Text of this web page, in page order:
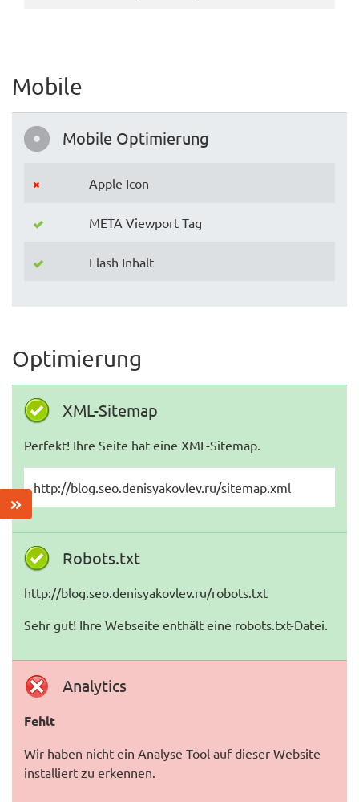
Mobile
Mobile Optimierung
Apple Icon
META Viewport Tag
Flash Inhalt
Optimierung
XML-Sitemap
Perfekt! Ihre Seite hat eine XML-Sitemap.
http://blog.seo.denisyakovlev.ru/sitemap.xml
Robots.txt
http://blog.seo.denisyakovlev.ru/robots.txt
Sehr gut! Ihre Webseite enthält eine robots.txt-Datei.
Analytics
Fehlt
Wir haben nicht ein Analyse-Tool auf dieser Website
installiert zu erkennen.